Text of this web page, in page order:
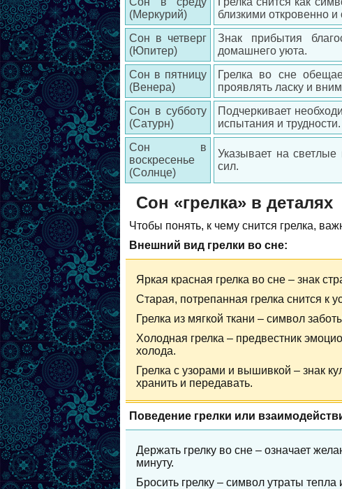
(Меркурий)
близкими откровенно и
Сон в четверг
(Юпитер)
Знак прибытия
домашнего уюта.
Сон в пятницу
(Венера)
Грелка во сне
проявлять ласку и
Сон в субботу
(Сатурн)
Подчеркивает
испытания и трудности.
Сон в
воскресенье
(Солнце)
Указывает на
сил.
Сон «грелка» в деталях
Чтобы понять, к чему снится грелка,
Внешний вид грелки во сне:
Яркая красная грелка во сне – знак
Старая, потрепанная грелка снится к
Грелка из мягкой ткани – символ
Холодная грелка – предвестник
холода.
Грелка с узорами и вышивкой – знак
хранить и передавать.
Поведение грелки или
Держать грелку во сне – означает
минуту.
Бросить грелку – символ утраты